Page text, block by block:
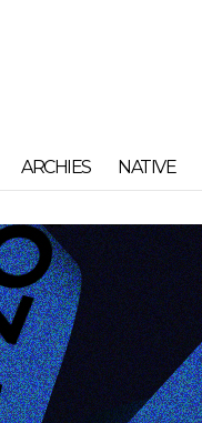
ARCHIES NATIVE